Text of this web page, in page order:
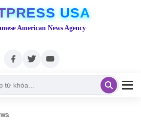
USA
American News Agency